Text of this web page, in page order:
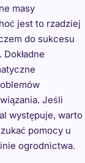
masy
jest to rzadziej
do sukcesu
Jeśli
występuje, warto
pomocy u
ogrodnictwa.